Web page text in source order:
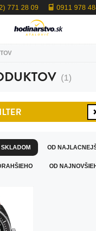
771 28 09 0911 978
(1)
OD
OD